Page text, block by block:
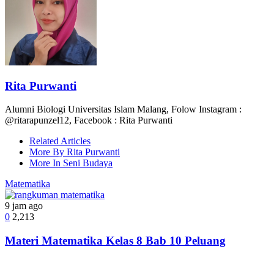
Rita Purwanti
Alumni Biologi Universitas Islam Malang, Folow Instagram :
@ritarapunzel12, Facebook : Rita Purwanti
Related Articles
More By Rita Purwanti
More In Seni Budaya
Matematika
9 jam ago
0 2,213
Materi Matematika Kelas 8 Bab 10 Peluang